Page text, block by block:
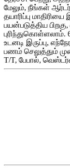
மேலும், நீங்கள்
தயாரிப்பு
பயன்படுத்திய
உடனடி இருப்பு,
பணம் செலுத்தும்
T/T, பேபால்,